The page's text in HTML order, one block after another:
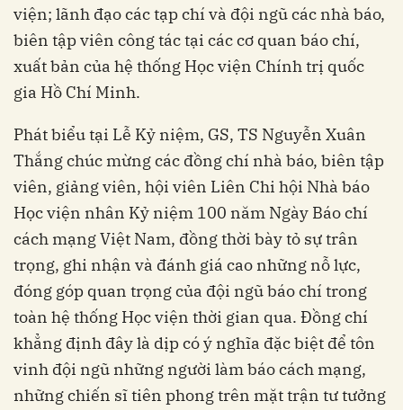
viện; lãnh đạo các tạp chí và đội ngũ các nhà báo,
biên tập viên công tác tại các cơ quan báo chí,
xuất bản của hệ thống Học viện Chính trị quốc
gia Hồ Chí Minh.
Phát biểu tại Lễ Kỷ niệm, GS, TS Nguyễn Xuân
Thắng chúc mừng các đồng chí nhà báo, biên tập
viên, giảng viên, hội viên Liên Chi hội Nhà báo
Học viện nhân Kỷ niệm 100 năm Ngày Báo chí
cách mạng Việt Nam, đồng thời bày tỏ sự trân
trọng, ghi nhận và đánh giá cao những nỗ lực,
đóng góp quan trọng của đội ngũ báo chí trong
toàn hệ thống Học viện thời gian qua. Đồng chí
khẳng định đây là dịp có ý nghĩa đặc biệt để tôn
vinh đội ngũ những người làm báo cách mạng,
những chiến sĩ tiên phong trên mặt trận tư tưởng